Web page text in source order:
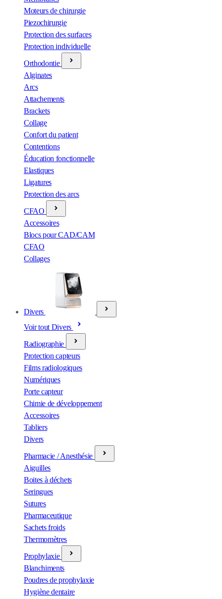
Moteurs de chirurgie
Piezochirurgie
Protection des surfaces
Protection individuelle
Orthodontie
Alginates
Arcs
Attachements
Brackets
Collage
Confort du patient
Contentions
Éducation fonctionnelle
Elastiques
Ligatures
Protection des arcs
CFAO
Accessoires
Blocs pour CAD/CAM
CFAO
Collages
Divers
Voir tout Divers
Radiographie
Protection capteurs
Films radiologiques
Numériques
Porte capteur
Chimie de développement
Accessoires
Tabliers
Divers
Pharmacie / Anesthésie
Aiguilles
Boites à déchets
Seringues
Sutures
Pharmaceutique
Sachets froids
Thermomètres
Prophylaxie
Blanchiments
Poudres de prophylaxie
Hygiène dentaire